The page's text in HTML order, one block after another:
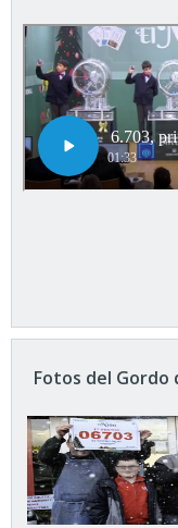
Fotos del Gordo